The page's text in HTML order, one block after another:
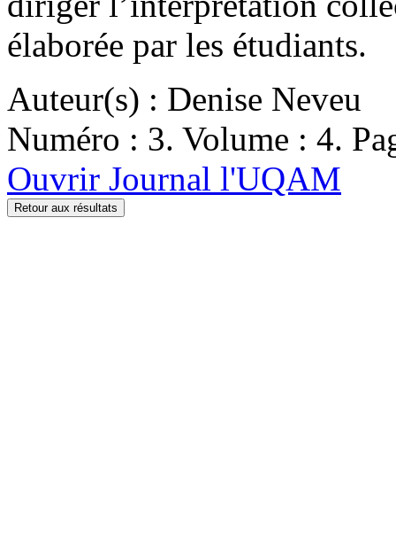
élaborée par les étudiants.
Auteur(s) : Denise Neveu
Numéro : 3. Volume : 4.
Ouvrir Journal l'UQAM
Retour aux résultats